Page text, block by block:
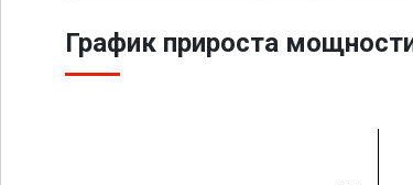
График прироста